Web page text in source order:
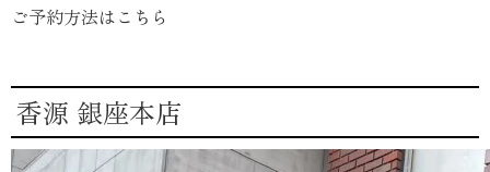
ご予約方法はこちら
香源 銀座本店